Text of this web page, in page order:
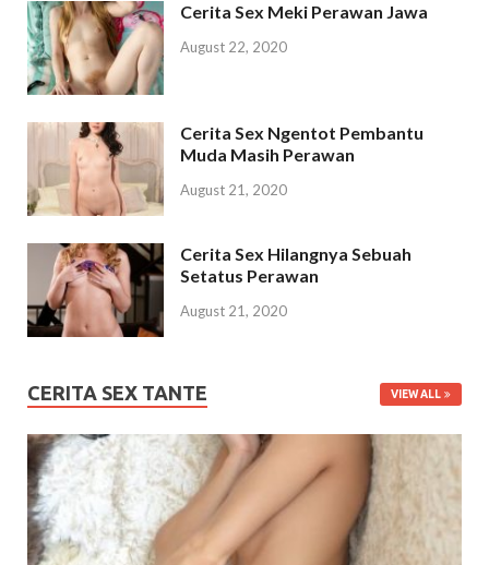
Cerita Sex Meki Perawan Jawa
August 22, 2020
Cerita Sex Ngentot Pembantu
Muda Masih Perawan
August 21, 2020
Cerita Sex Hilangnya Sebuah
Setatus Perawan
August 21, 2020
CERITA SEX TANTE VIEW ALL